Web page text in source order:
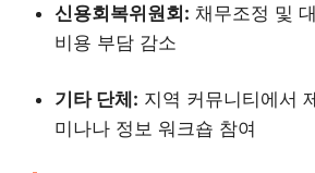
신용회복위원회: 채무조정 및
비용 부담 감소
기타 단체: 지역 커뮤니티에서
미나나 정보 워크숍 참여